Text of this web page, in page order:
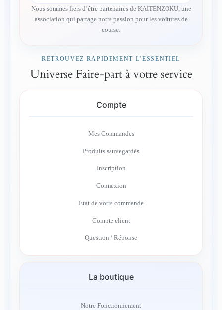
Nous sommes fiers d’être partenaires de KAITENZOKU, une
association qui partage notre passion pour les voitures de
course.
RETROUVEZ RAPIDEMENT L’ESSENTIEL
Universe Faire-part à votre service
Compte
Mes Commandes
Produits sauvegardés
Inscription
Connexion
Etat de votre commande
Compte client
Question / Réponse
La boutique
Notre Fonctionnement